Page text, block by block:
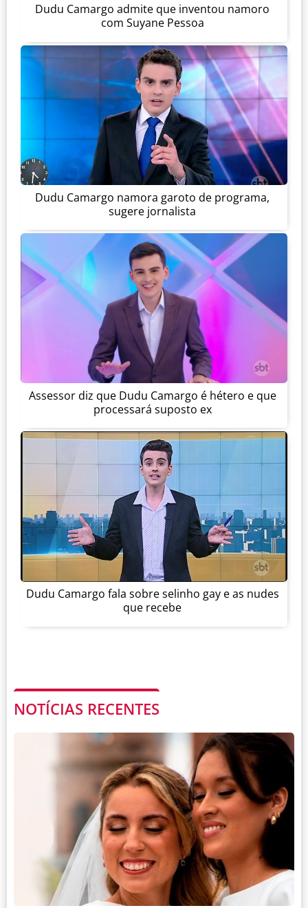
Dudu Camargo admite que inventou namoro
com Suyane Pessoa
Dudu Camargo namora garoto de programa,
sugere jornalista
Assessor diz que Dudu Camargo é hétero e que
processará suposto ex
Dudu Camargo fala sobre selinho gay e as nudes
que recebe
NOTÍCIAS RECENTES